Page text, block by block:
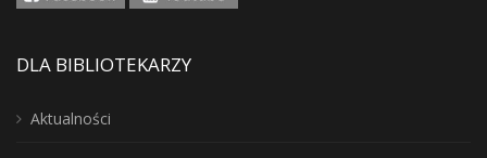
DLA BIBLIOTEKARZY
Aktualności